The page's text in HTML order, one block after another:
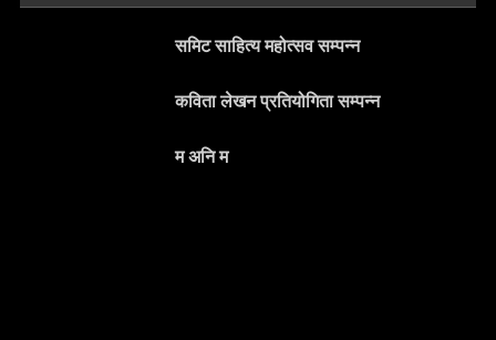
समिट साहित्य महोत्सव सम्पन्न
कविता लेखन प्रतियोगिता सम्पन्न
म अनि म